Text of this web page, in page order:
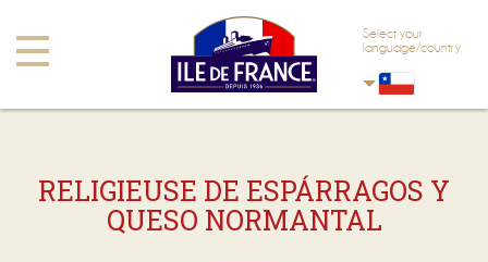
Toggle
navigation
Select your
language/country
RELIGIEUSE DE ESPÁRRAGOS Y
QUESO NORMANTAL